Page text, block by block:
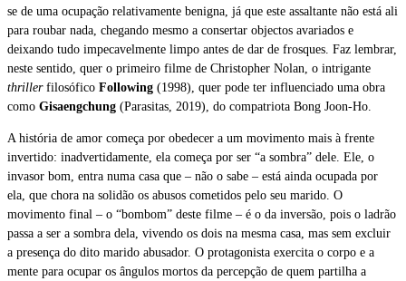
se de uma ocupação relativamente benigna, já que este assaltante não está ali
para roubar nada, chegando mesmo a consertar objectos avariados e
deixando tudo impecavelmente limpo antes de dar de frosques. Faz lembrar,
neste sentido, quer o primeiro filme de Christopher Nolan, o intrigante
thriller filosófico Following (1998), quer pode ter influenciado uma obra
como Gisaengchung (Parasitas, 2019), do compatriota Bong Joon-Ho.
A história de amor começa por obedecer a um movimento mais à frente
invertido: inadvertidamente, ela começa por ser “a sombra” dele. Ele, o
invasor bom, entra numa casa que – não o sabe – está ainda ocupada por
ela, que chora na solidão os abusos cometidos pelo seu marido. O
movimento final – o “bombom” deste filme – é o da inversão, pois o ladrão
passa a ser a sombra dela, vivendo os dois na mesma casa, mas sem excluir
a presença do dito marido abusador. O protagonista exercita o corpo e a
mente para ocupar os ângulos mortos da percepção de quem partilha a